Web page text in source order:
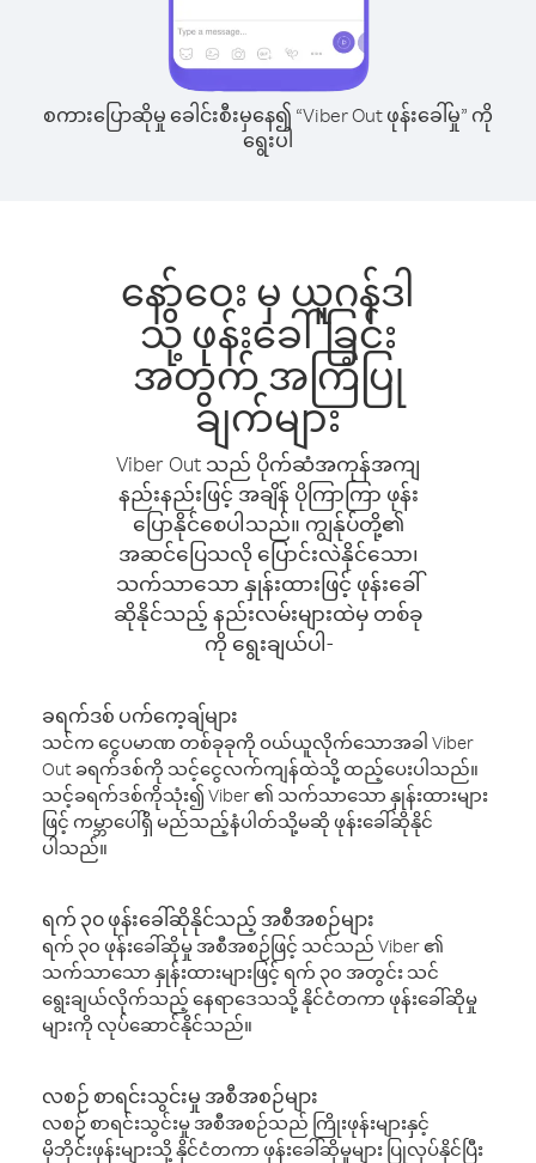
စကားပြောဆိုမှု ခေါင်းစီးမှနေ၍ “Viber Out ဖုန်းခေါ်မှု” ကို
ရွေးပါ
နော်ဝေး မှ ယူဂန်ဒါ
သို့ ဖုန်းခေါ်ခြင်း
အတွက် အကြံပြု
ချက်များ
Viber Out သည် ပိုက်ဆံအကုန်အကျ
နည်းနည်းဖြင့် အချိန် ပိုကြာကြာ ဖုန်း
ပြောနိုင်စေပါသည်။ ကျွန်ုပ်တို့၏
အဆင်ပြေသလို ပြောင်းလဲနိုင်သော၊
သက်သာသော နှုန်းထားဖြင့် ဖုန်းခေါ်
ဆိုနိုင်သည့် နည်းလမ်းများထဲမှ တစ်ခု
ကို ရွေးချယ်ပါ-
ခရက်ဒစ် ပက်ကေ့ချ်များ
သင်က ငွေပမာဏ တစ်ခုခုကို ဝယ်ယူလိုက်သောအခါ Viber
Out ခရက်ဒစ်ကို သင့်ငွေလက်ကျန်ထဲသို့ ထည့်ပေးပါသည်။
သင့်ခရက်ဒစ်ကိုသုံး၍ Viber ၏ သက်သာသော နှုန်းထားများ
ဖြင့် ကမ္ဘာပေါ်ရှိ မည်သည့်နံပါတ်သို့မဆို ဖုန်းခေါ်ဆိုနိုင်
ပါသည်။
ရက် ၃၀ ဖုန်းခေါ်ဆိုနိုင်သည့် အစီအစဉ်များ
ရက် ၃၀ ဖုန်းခေါ်ဆိုမှု အစီအစဉ်ဖြင့် သင်သည် Viber ၏
သက်သာသော နှုန်းထားများဖြင့် ရက် ၃၀ အတွင်း သင်
ရွေးချယ်လိုက်သည့် နေရာဒေသသို့ နိုင်ငံတကာ ဖုန်းခေါ်ဆိုမှု
များကို လုပ်ဆောင်နိုင်သည်။
လစဉ် စာရင်းသွင်းမှု အစီအစဉ်များ
လစဉ် စာရင်းသွင်းမှု အစီအစဉ်သည် ကြိုးဖုန်းများနှင့်
မိုဘိုင်းဖုန်းများသို့ နိုင်ငံတကာ ဖုန်းခေါ်ဆိုမှုများ ပြုလုပ်နိုင်ပြီး